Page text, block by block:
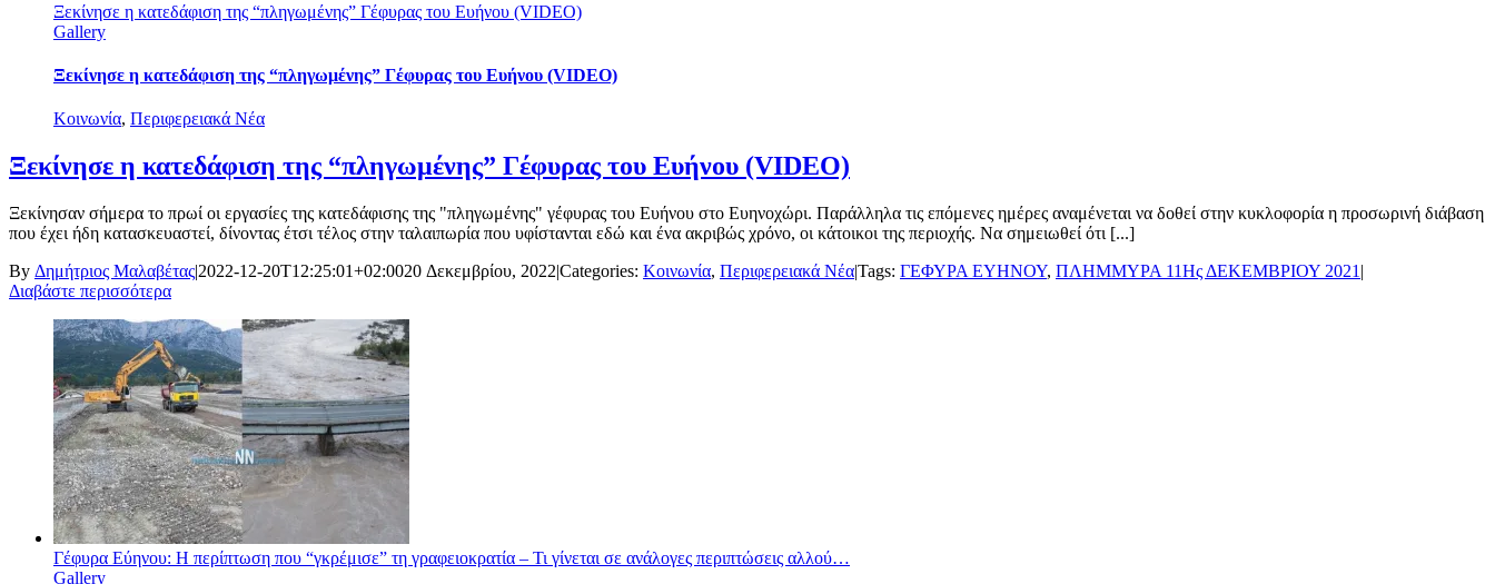
Ξεκίνησε η κατεδάφιση της “πληγωμένης” Γέφυρας του Ευήνου (VIDEO)
Gallery
Ξεκίνησε η κατεδάφιση της “πληγωμένης” Γέφυρας του Ευήνου (VIDEO)
Κοινωνία, Περιφερειακά Νέα
Ξεκίνησε η κατεδάφιση της “πληγωμένης” Γέφυρας του Ευήνου (VIDEO)
Ξεκίνησαν σήμερα το πρωί οι εργασίες της κατεδάφισης της "πληγωμένης" γέφυρας του Ευήνου στο Ευηνοχώρι. Παράλληλα τις επόμενες ημέρες αναμένεται να δοθεί στην κυκλοφορία η προσωρινή διάβαση
που έχει ήδη κατασκευαστεί, δίνοντας έτσι τέλος στην ταλαιπωρία που υφίστανται εδώ και ένα ακριβώς χρόνο, οι κάτοικοι της περιοχής. Να σημειωθεί ότι [...]
By Δημήτριος Μαλαβέτας|2022-12-20T12:25:01+02:0020 Δεκεμβρίου, 2022|Categories: Κοινωνία, Περιφερειακά Νέα|Tags: ΓΕΦΥΡΑ ΕΥΗΝΟΥ, ΠΛΗΜΜΥΡΑ 11Ης ΔΕΚΕΜΒΡΙΟΥ 2021 |
Διαβάστε περισσότερα
Γέφυρα Εύηνου: Η περίπτωση που “γκρέμισε” τη γραφειοκρατία – Τι γίνεται σε ανάλογες περιπτώσεις αλλού…
Gallery